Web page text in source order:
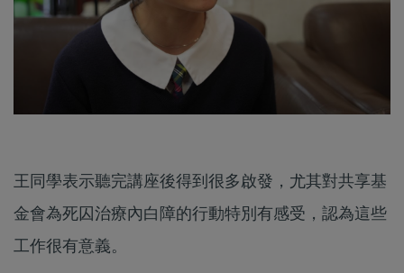
王同學表示聽完講座後得到很多啟發，尤其對共享基
金會為死囚治療內白障的行動特別有感受，認為這些
工作很有意義。